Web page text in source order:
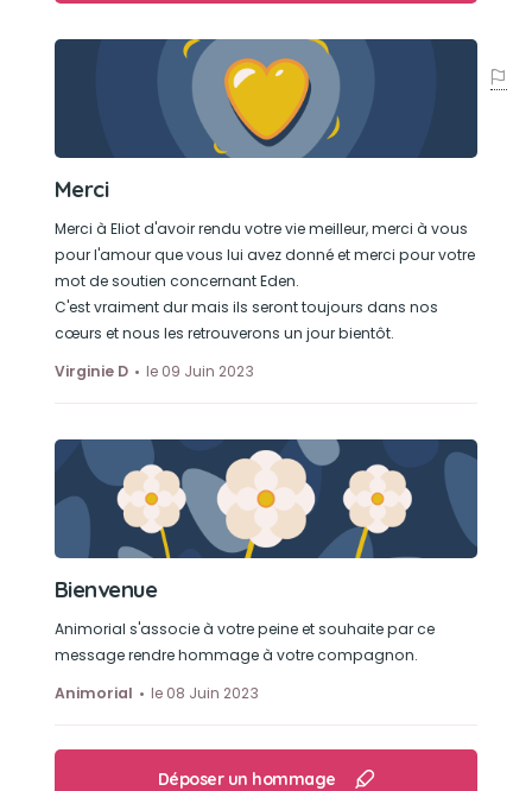
Jouer avec son doudou et son humains
Merci
Merci à Eliot d'avoir rendu votre vie meilleur, merci à vous
pour l'amour que vous lui avez donné et merci pour votre
mot de soutien concernant Eden.
C'est vraiment dur mais ils seront toujours dans nos
cœurs et nous les retrouverons un jour bientôt.
Virginie D
le 09 Juin 2023
Bienvenue
Animorial s'associe à votre peine et souhaite par ce
message rendre hommage à votre compagnon.
Animorial
le 08 Juin 2023
Déposer un hommage